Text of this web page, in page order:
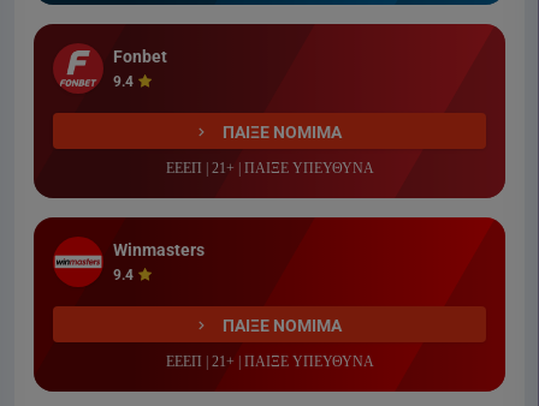
Fonbet
9.4
ΠΑΙΞΕ ΝΟΜΙΜΑ
ΕΕΕΠ | 21+ | ΠΑΙΞΕ ΥΠΕΥΘΥΝΑ
Winmasters
9.4
ΠΑΙΞΕ ΝΟΜΙΜΑ
ΕΕΕΠ | 21+ | ΠΑΙΞΕ ΥΠΕΥΘΥΝΑ